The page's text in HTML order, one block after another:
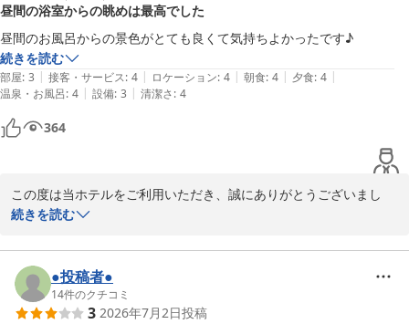
ごとに違った景色を見せてくれます。
新緑の時期から夏場にかけては滝の水量が多い日が多く豪快な滝を
お楽しみいただけます
ご来館の際にお立ち寄りいただいてはいかがでしょうか！
またのお越しをお待ちしております。
奥久慈館
鈴木
2026-05-24
昼間の浴室からの眺めは最高でした
昼間のお風呂からの景色がとても良くて気持ちよかったです♪
続きを読む
部屋: 3 | 接客・サービス: 4 | ロケーション: 4 | 朝食: 4 | 夕食: 4 |
温泉・お風呂: 4 | 設備: 3 | 清潔さ: 4
364
この度は当ホテルをご利用いただき、誠にありがとうございまし
た。
大変嬉しく思います。
当ホテルは周りを山々に囲まれており、秋には新緑の季節とはまた
一味違った美しい紅葉をお楽しみいただけます。
続きを読む
●投稿者●
14件のクチコミ
3 2026年7月2日投稿